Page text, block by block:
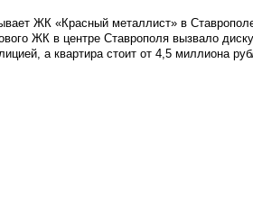
ЖК «Красный металлист» в
ЖК в центре Ставрополя вызвало
а квартира стоит от 4,5 миллиона